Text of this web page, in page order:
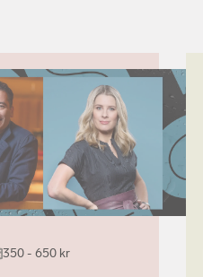
350 - 650 kr